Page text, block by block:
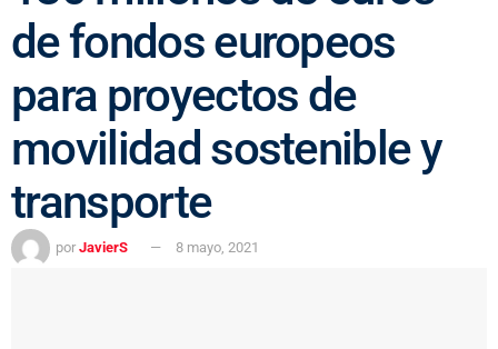
de fondos europeos
para proyectos de
movilidad sostenible y
transporte
por JavierS 8 mayo, 2021